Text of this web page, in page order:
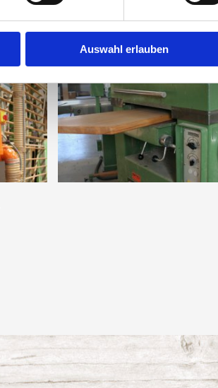
Auswahl erlauben